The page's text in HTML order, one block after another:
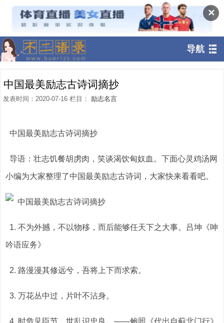
✕
导航
中国最美励志古诗词摘抄
发表时间：2020-07-16 栏目： 励志名言
中国最美励志古诗词摘抄
导语：壮志饥餐胡虏肉，笑谈渴饮匈奴血。下面心灵鸡汤网
小编为大家整理了中国最美励志古诗词，大家快来看看吧。
1. 不为外撼，不以物移，而后能够任天下之大事。吕坤《呻
吟语应务》
2. 路漫漫其修远兮，吾将上下而求索。
3. 万花丛中过，片叶不沾身。
4. 时危见臣节，世乱识忠良。——鲍照《代出自蓟北门行》